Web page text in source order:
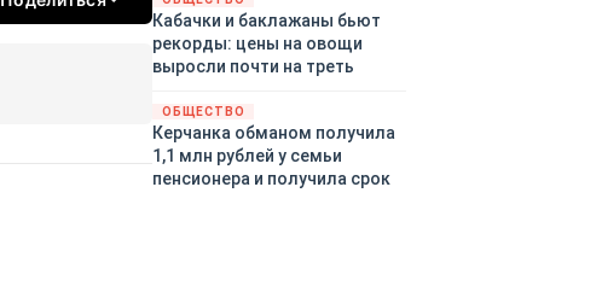
Кабачки и баклажаны бьют
рекорды: цены на овощи
выросли почти на треть
ОБЩЕСТВО
Керчанка обманом получила
1,1 млн рублей у семьи
пенсионера и получила срок